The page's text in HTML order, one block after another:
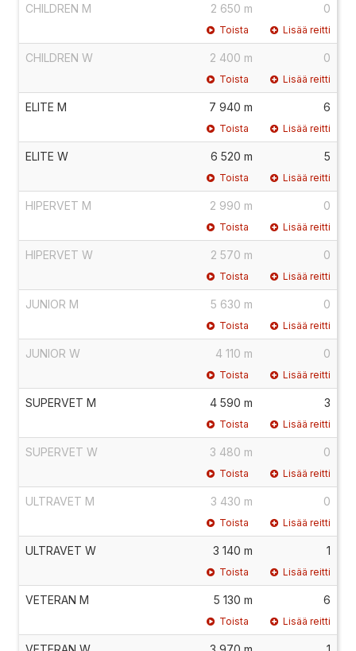
CHILDREN M 2 650 m 0
Toista Lisää reitti
CHILDREN W 2 400 m 0
Toista Lisää reitti
ELITE M 7 940 m 6
Toista Lisää reitti
ELITE W 6 520 m 5
Toista Lisää reitti
HIPERVET M 2 990 m 0
Toista Lisää reitti
HIPERVET W 2 570 m 0
Toista Lisää reitti
JUNIOR M 5 630 m 0
Toista Lisää reitti
JUNIOR W 4 110 m 0
Toista Lisää reitti
SUPERVET M 4 590 m 3
Toista Lisää reitti
SUPERVET W 3 480 m 0
Toista Lisää reitti
ULTRAVET M 3 430 m 0
Toista Lisää reitti
ULTRAVET W 3 140 m 1
Toista Lisää reitti
VETERAN M 5 130 m 6
Toista Lisää reitti